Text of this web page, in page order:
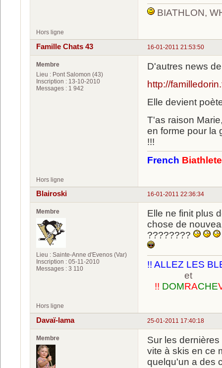
BIATHLON,
Hors ligne
16-01-2011 21:53:50
Famille Chats 43
Membre
Lieu : Pont Salomon (43)
Inscription : 13-10-2010
Messages : 1 942
D'autres news
http://
Elle devient
T'as raison
en forme pour la
!!!
French
Hors ligne
16-01-2011 22:36:34
Blairoski
Membre
Lieu : Sainte-Anne d'Evenos (Var)
Inscription : 05-11-2010
Messages : 3 110
Elle ne finit plus
chose de
????????
!! ALLEZ LES
et
!! DOMRACHE
Hors ligne
25-01-2011 17:40:18
Davaï-lama
Membre
Sur les
vite à skis en ce
quelqu'un a des